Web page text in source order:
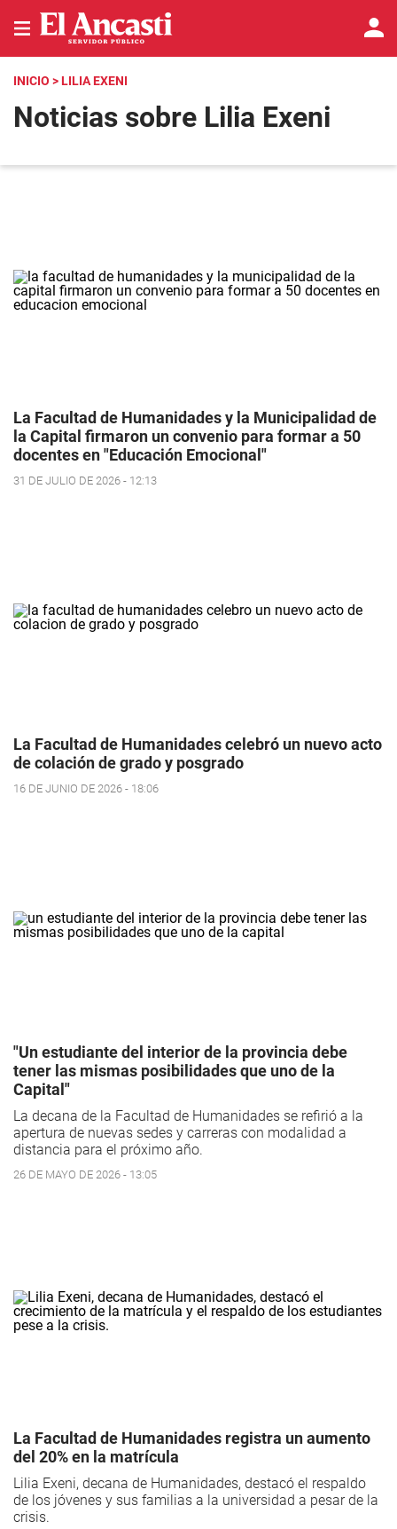
INICIO > LILIA EXENI
Noticias sobre Lilia Exeni
La Facultad de Humanidades y la Municipalidad de
la Capital firmaron un convenio para formar a 50
docentes en "Educación Emocional"
31 DE JULIO DE 2026 - 12:13
La Facultad de Humanidades celebró un nuevo acto
de colación de grado y posgrado
16 DE JUNIO DE 2026 - 18:06
"Un estudiante del interior de la provincia debe
tener las mismas posibilidades que uno de la
Capital"
La decana de la Facultad de Humanidades se refirió a la
apertura de nuevas sedes y carreras con modalidad a
distancia para el próximo año.
26 DE MAYO DE 2026 - 13:05
La Facultad de Humanidades registra un aumento
del 20% en la matrícula
Lilia Exeni, decana de Humanidades, destacó el respaldo
de los jóvenes y sus familias a la universidad a pesar de la
crisis.